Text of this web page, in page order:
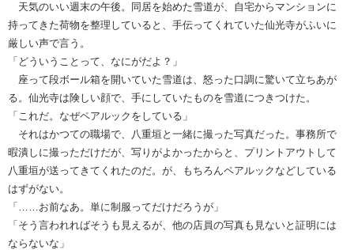
天気のいい週末の午後。同居を始めた雪道が、自宅からマンションに
持ってきた荷物を整理していると、手伝ってくれていた仙光寺がふいに
厳しい声で言う。
「どういうことって、なにがだよ？」
座って段ボール箱を開いていた雪道は、怒った口調に驚いて立ちあが
る。仙光寺は険しい顔で、手にしていたものを雪道につきつけた。
「これだ。なぜペアルックをしている」
それはかつての職場で、八重垣と一緒に撮った写真だった。事務所で
暇潰しに撮っただけだが、写りがよかったからと、プリントアウトして
八重垣が送ってきてくれたのだ。が、もちろんペアルックなどしている
はずがない。
「……お前なあ。単に制服ってだけだろうが」
「そう言われればそうも見えるが、他の店員の写真も見ないと証明には
ならないな」